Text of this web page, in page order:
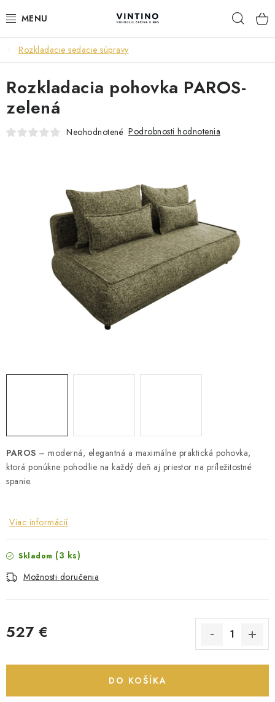
na
NÁBYTOK
VÝPREDAJ
ZÁVESNÉ HOJDACIE KRESLÁ
JEDÁLENSKÉ STOLIČKY
ZÁHRADNÝ NÁBYTOK
STOJANY A REGÁLY
SKRIŇA NA TOPANKY
FAQ - NAJČASTEJŠIE OTÁZKY
Kontakty
Rozkladacie sedacie súpravy
PAROS – moderná, elegantná a maximálne praktická pohovka,
ktorá ponúkne pohodlie na každý deň aj priestor na príležitostné
spanie.
Viac informácií
Skladom (3 ks)
Možnosti doručenia
527 €
DO KOŠÍKA
Rozkladacia pohovka PAROS-
zelená
Neohodnotené Podrobnosti hodnotenia